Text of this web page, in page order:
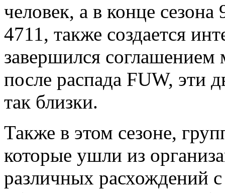
человек, а в конце
4711, также создается
завершился
после распада FUW, эти
так близки.
Также в этом сезоне,
которые ушли из
различных расхождений